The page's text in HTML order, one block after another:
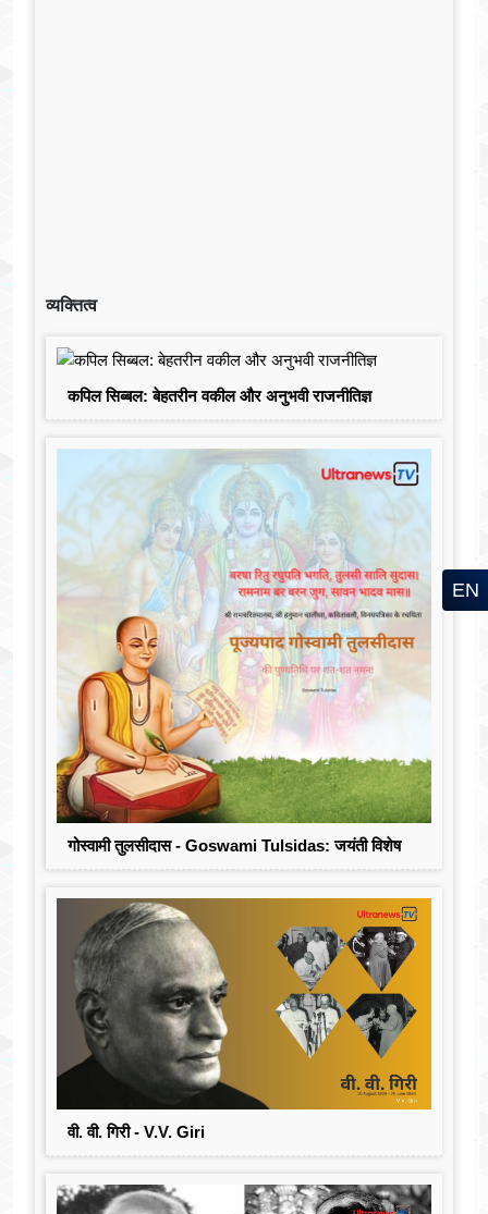
व्यक्तित्व
कपिल सिब्बल: बेहतरीन वकील और अनुभवी राजनीतिज्ञ
गोस्वामी तुलसीदास - Goswami Tulsidas: जयंती विशेष
वी. वी. गिरी - V.V. Giri
EN